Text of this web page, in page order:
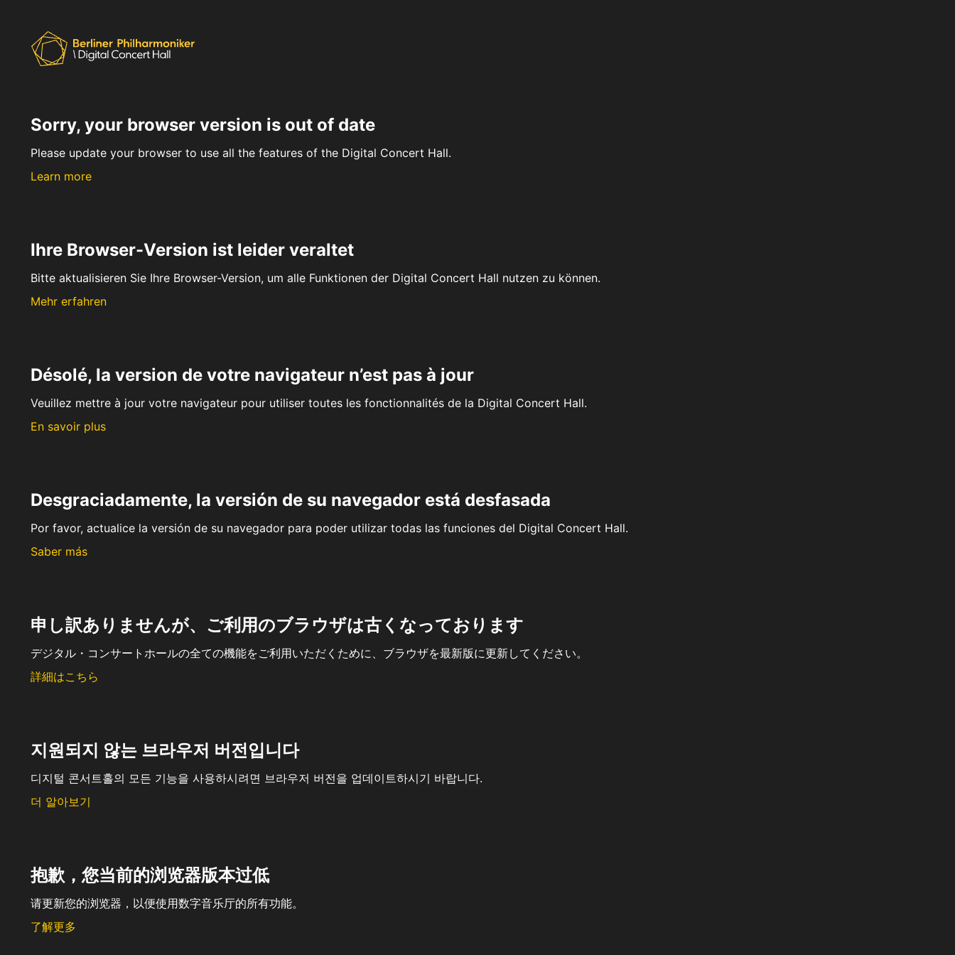
Sorry, your browser version is out of date
Please update your browser to use all the features of the Digital Concert Hall.
Learn more
Ihre Browser-Version ist leider veraltet
Bitte aktualisieren Sie Ihre Browser-Version, um alle Funktionen der Digital Concert Hall nutzen zu können.
Mehr erfahren
Désolé, la version de votre navigateur n’est pas à jour
Veuillez mettre à jour votre navigateur pour utiliser toutes les fonctionnalités de la Digital Concert Hall.
En savoir plus
Desgraciadamente, la versión de su navegador está desfasada
Por favor, actualice la versión de su navegador para poder utilizar todas las funciones del Digital Concert Hall.
Saber más
申し訳ありませんが、ご利用のブラウザは古くなっております
デジタル・コンサートホールの全ての機能をご利用いただくために、ブラウザを最新版に更新してください。
詳細はこちら
지원되지 않는 브라우저 버전입니다
디지털 콘서트홀의 모든 기능을 사용하시려면 브라우저 버전을 업데이트하시기 바랍니다.
더 알아보기
抱歉，您当前的浏览器版本过低
请更新您的浏览器，以便使用数字音乐厅的所有功能。
了解更多